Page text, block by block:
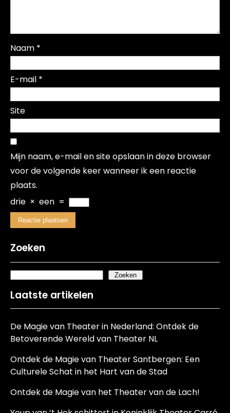
Naam *
E-mail *
Site
Mijn naam, e-mail en site opslaan in deze browser
voor de volgende keer wanneer ik een reactie
plaats.
drie × een =
Zoeken
Zoeken
Laatste artikelen
De Magie van Theater in Nederland: Ontdek de
Betoverende Wereld van Theater NL
Ontdek de Magie van Theater Santbergen: Een
Culturele Schat in het Hart van de Stad
Ontdek de Magie van het Theater van de Lach!